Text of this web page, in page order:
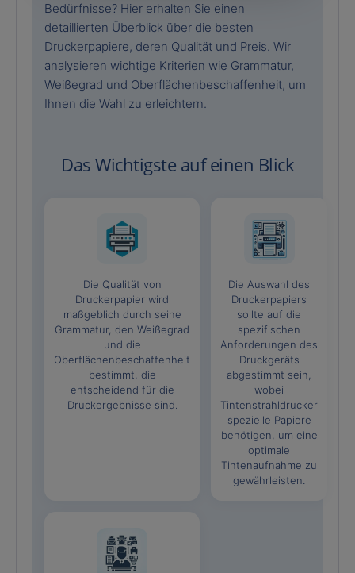
Bedürfnisse? Hier erhalten Sie einen
detaillierten Überblick über die besten
Druckerpapiere, deren Qualität und Preis. Wir
analysieren wichtige Kriterien wie Grammatur,
Weißegrad und Oberflächenbeschaffenheit, um
Ihnen die Wahl zu erleichtern.
Das Wichtigste auf einen Blick
Die Qualität von
Druckerpapier wird
maßgeblich durch seine
Grammatur, den Weißegrad
und die
Oberflächenbeschaffenheit
bestimmt, die
entscheidend für die
Druckergebnisse sind.
Die Auswahl des
Druckerpapiers
sollte auf die
spezifischen
Anforderungen des
Druckgeräts
abgestimmt sein,
wobei
Tintenstrahldrucker
spezielle Papiere
benötigen, um eine
optimale
Tintenaufnahme zu
gewährleisten.